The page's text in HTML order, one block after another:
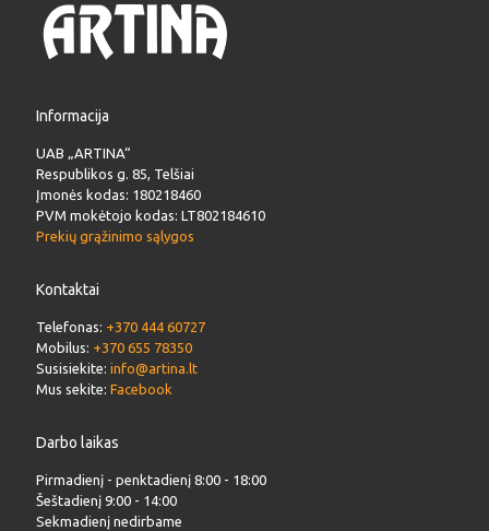
Informacija
UAB „ARTINA“
Respublikos g. 85, Telšiai
Įmonės kodas: 180218460
PVM mokėtojo kodas: LT802184610
Prekių grąžinimo sąlygos
Kontaktai
Telefonas: +370 444 60727
Mobilus: +370 655 78350
Susisiekite: info@artina.lt
Mus sekite: Facebook
Darbo laikas
Pirmadienį - penktadienį 8:00 - 18:00
Šeštadienį 9:00 - 14:00
Sekmadienį nedirbame